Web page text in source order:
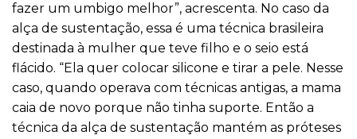
fazer um umbigo melhor”, acrescenta. No caso da
alça de sustentação, essa é uma técnica brasileira
destinada à mulher que teve filho e o seio está
flácido. “Ela quer colocar silicone e tirar a pele. Nesse
caso, quando operava com técnicas antigas, a mama
caia de novo porque não tinha suporte. Então a
técnica da alça de sustentação mantém as próteses